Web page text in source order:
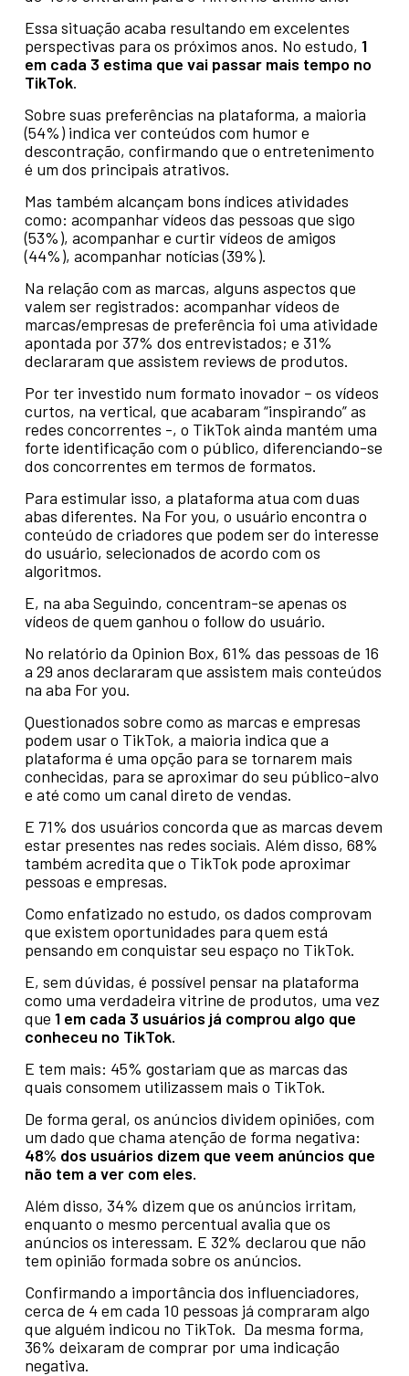
Essa situação acaba resultando em excelentes
perspectivas para os próximos anos. No estudo, 1
em cada 3 estima que vai passar mais tempo no
TikTok.
Sobre suas preferências na plataforma, a maioria
(54%) indica ver conteúdos com humor e
descontração, confirmando que o entretenimento
é um dos principais atrativos.
Mas também alcançam bons índices atividades
como: acompanhar vídeos das pessoas que sigo
(53%), acompanhar e curtir vídeos de amigos
(44%), acompanhar notícias (39%).
Na relação com as marcas, alguns aspectos que
valem ser registrados: acompanhar vídeos de
marcas/empresas de preferência foi uma atividade
apontada por 37% dos entrevistados; e 31%
declararam que assistem reviews de produtos.
Por ter investido num formato inovador – os vídeos
curtos, na vertical, que acabaram “inspirando” as
redes concorrentes -, o TikTok ainda mantém uma
forte identificação com o público, diferenciando-se
dos concorrentes em termos de formatos.
Para estimular isso, a plataforma atua com duas
abas diferentes. Na For you, o usuário encontra o
conteúdo de criadores que podem ser do interesse
do usuário, selecionados de acordo com os
algoritmos.
E, na aba Seguindo, concentram-se apenas os
vídeos de quem ganhou o follow do usuário.
No relatório da Opinion Box, 61% das pessoas de 16
a 29 anos declararam que assistem mais conteúdos
na aba For you.
Questionados sobre como as marcas e empresas
podem usar o TikTok, a maioria indica que a
plataforma é uma opção para se tornarem mais
conhecidas, para se aproximar do seu público-alvo
e até como um canal direto de vendas.
E 71% dos usuários concorda que as marcas devem
estar presentes nas redes sociais. Além disso, 68%
também acredita que o TikTok pode aproximar
pessoas e empresas.
Como enfatizado no estudo, os dados comprovam
que existem oportunidades para quem está
pensando em conquistar seu espaço no TikTok.
E, sem dúvidas, é possível pensar na plataforma
como uma verdadeira vitrine de produtos, uma vez
que 1 em cada 3 usuários já comprou algo que
conheceu no TikTok.
E tem mais: 45% gostariam que as marcas das
quais consomem utilizassem mais o TikTok.
De forma geral, os anúncios dividem opiniões, com
um dado que chama atenção de forma negativa:
48% dos usuários dizem que veem anúncios que
não tem a ver com eles.
Além disso, 34% dizem que os anúncios irritam,
enquanto o mesmo percentual avalia que os
anúncios os interessam. E 32% declarou que não
tem opinião formada sobre os anúncios.
Confirmando a importância dos influenciadores,
cerca de 4 em cada 10 pessoas já compraram algo
que alguém indicou no TikTok. Da mesma forma,
36% deixaram de comprar por uma indicação
negativa.